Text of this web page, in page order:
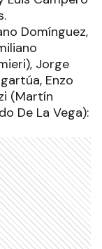
Domínguez,
Jorge
Enzo
(Martín
De La Vega):